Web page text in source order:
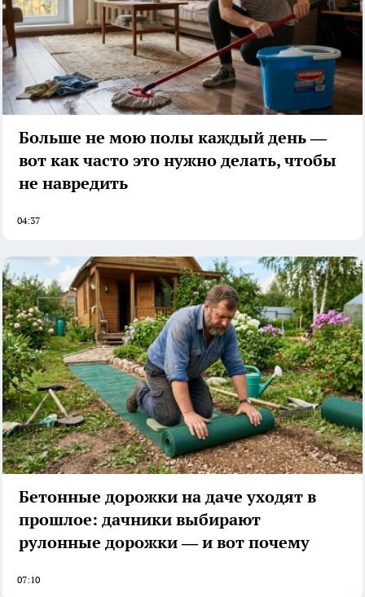
Больше не мою полы каждый день —
вот как часто это нужно делать, чтобы
не навредить
04:37
Бетонные дорожки на даче уходят в
прошлое: дачники выбирают
рулонные дорожки — и вот почему
07:10